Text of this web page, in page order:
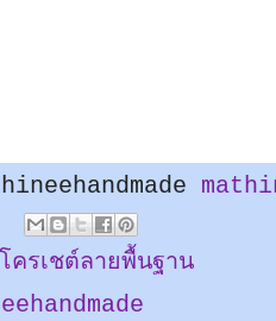
ครเชต์ลายพื้นฐาน